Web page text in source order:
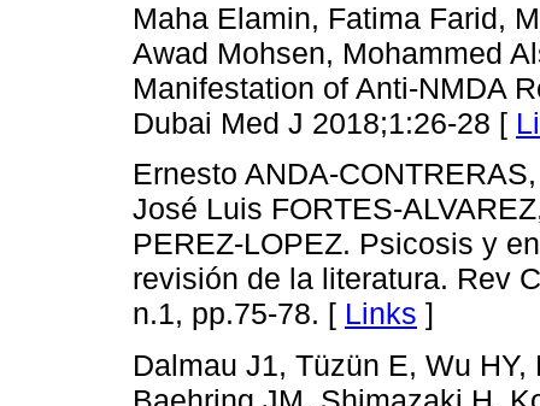
Maha Elamin, Fatima Farid,
Awad Mohsen, Mohammed
Manifestation of Anti-NMDA
Dubai Med J 2018;1:26-28 [
Ernesto ANDA-
José Luis FORTES-
PEREZ-LOPEZ. Psicosis y
revisión de la literatura. Rev
n.1, pp.75-78. [ Links ]
Dalmau J1, Tüzün E, Wu